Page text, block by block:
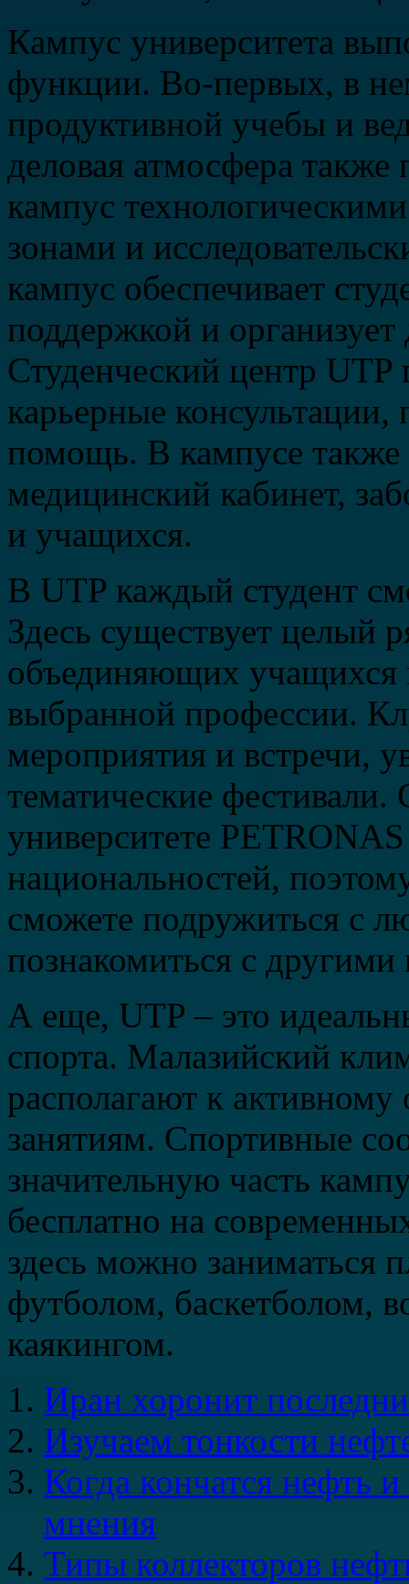
Кампус университета
функции. Во-первых, в
продуктивной учебы и
деловая атмосфера
кампус
зонами и
кампус обеспечивает
поддержкой и
Студенческий центр UTP
карьерные
помощь. В кампусе также
медицинский кабинет,
и учащихся.
В UTP каждый студент
Здесь существует целый
объединяющих
выбранной профессии.
мероприятия и встречи,
тематические
университете
национальностей,
сможете подружиться с
познакомиться с
А еще, UTP – это
спорта. Малазийский
располагают к
занятиям. Спортивные
значительную часть
бесплатно на
здесь можно заниматься
футболом, баскетболом,
каякингом.
Иран хоронит
Изучаем тонкости
Когда кончатся нефть
мнения
Типы коллекторов